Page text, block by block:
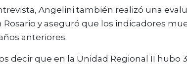
Angelini también realizó una
y aseguró que los indicadores
anteriores.
decir que en la Unidad Regional II hubo